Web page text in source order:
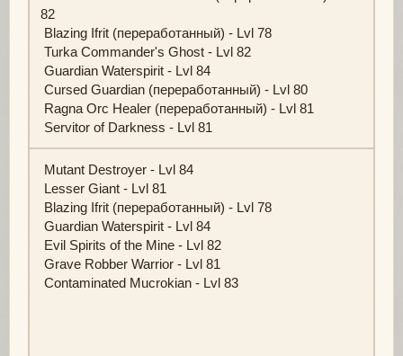
82
Blazing Ifrit (переработанный) - Lvl 78
Turka Commander's Ghost - Lvl 82
Guardian Waterspirit - Lvl 84
Cursed Guardian (переработанный) - Lvl 80
Ragna Orc Healer (переработанный) - Lvl 81
Servitor of Darkness - Lvl 81
Mutant Destroyer - Lvl 84
Lesser Giant - Lvl 81
Blazing Ifrit (переработанный) - Lvl 78
Guardian Waterspirit - Lvl 84
Evil Spirits of the Mine - Lvl 82
Grave Robber Warrior - Lvl 81
Contaminated Mucrokian - Lvl 83